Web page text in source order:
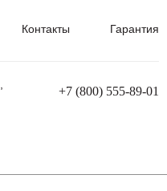
Контакты Гарантия
+7 (800) 555-89-01